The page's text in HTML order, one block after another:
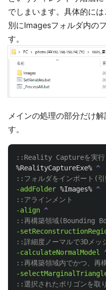
でしまいます。具体的には
別にImagesフォルダ内の
す。
メインの処理の部分だけ
す。
::Reality Captureを実行
%RealityCaptureExe%
::フォルダをインポート(
-addFolder %Images%
::アラインメント
-align
::再構築領域(Bounding
-
::詳細度ノーマルで3Dメッ
-calculateNormalModel
::再構築領域内でかつ、再
-
::選択されたポリゴンを取